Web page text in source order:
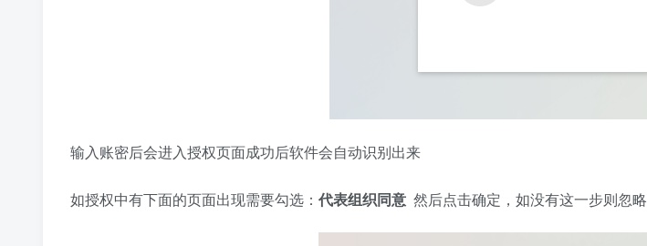
输入账密后会进入授权页面成功后软件会自动识别出来
如授权中有下面的页面出现需要勾选： 代表组织同意 然后点击确定，如没有这一步则忽略